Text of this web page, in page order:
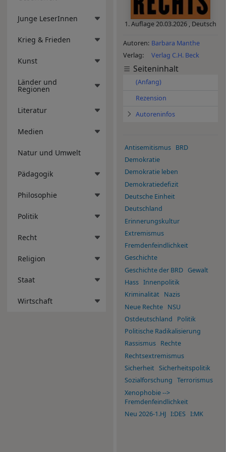
Junge LeserInnen
Krieg & Frieden
Kunst
Länder und
Regionen
Literatur
Medien
Natur und Umwelt
Pädagogik
Philosophie
Politik
Recht
Religion
Staat
Wirtschaft
1. Auflage20.03.2026 , Deutsch
Autoren Barbara Manthe
Verlag
Verlag C.H. Beck
Seiteninhalt
(Anfang)
Rezension
Autoreninfos
Antisemitismus
BRD
Demokratie
Demokratie leben
Demokratiedefizit
Deutsche Einheit
Deutschland
Erinnerungskultur
Extremismus
Fremdenfeindlichkeit
Geschichte
Geschichte der BRD Gewalt
Hass Innenpolitik
Kriminalität
Nazis
Neue Rechte
NSU
Ostdeutschland
Politik
Politische Radikalisierung
Rassismus
Rechte
Rechtsextremismus
Sicherheit Sicherheitspolitik
Sozialforschung Terrorismus
Xenophobie -->
Fremdenfeindlichkeit
Neu 2026-1.HJ I:DES I:MK